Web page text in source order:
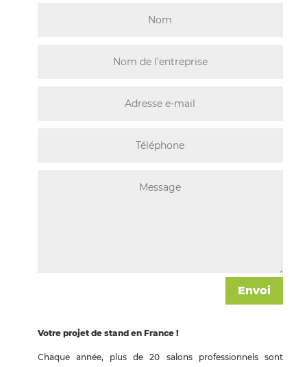
Envoi
Votre projet de stand en France !
Chaque année, plus de 20 salons professionnels sont